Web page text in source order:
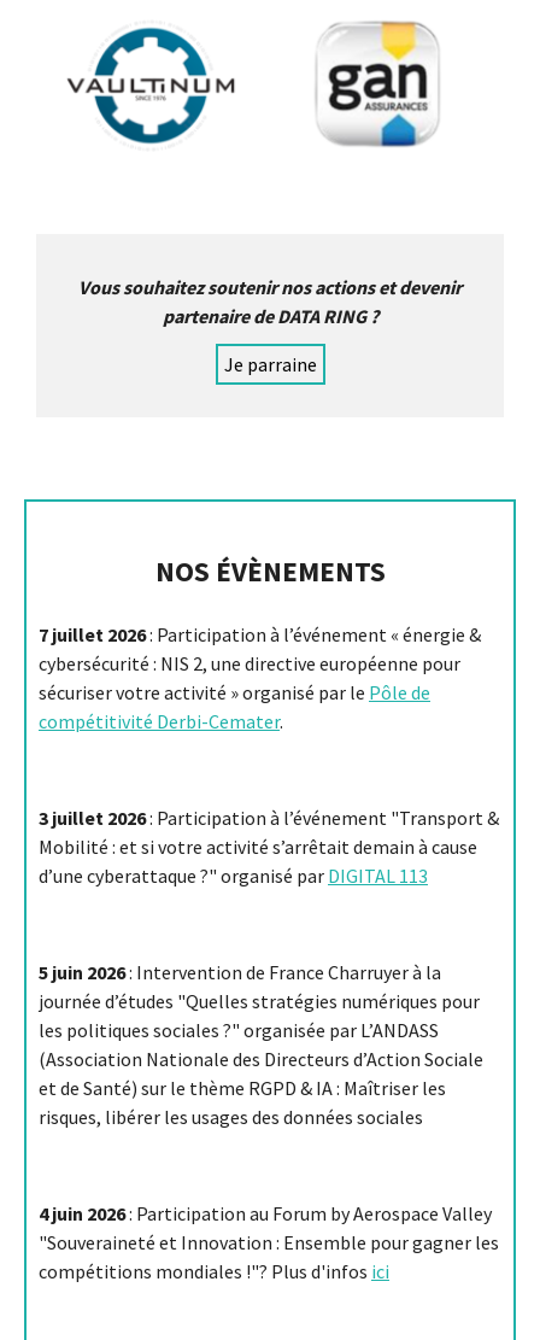
Vous souhaitez soutenir nos actions et devenir
partenaire de DATA RING ?
Je parraine
NOS ÉVÈNEMENTS
7 juillet 2026: Participation à l’événement « énergie &
cybersécurité : NIS 2, une directive européenne pour
sécuriser votre activité » organisé par le Pôle de
compétitivité Derbi-Cemater.
3 juillet 2026: Participation à l’événement "Transport &
Mobilité : et si votre activité s’arrêtait demain à cause
d’une cyberattaque ?" organisé par DIGITAL 113
5 juin 2026: Intervention de France Charruyer à la
journée d’études "Quelles stratégies numériques pour
les politiques sociales ?" organisée par L’ANDASS
(Association Nationale des Directeurs d’Action Sociale
et de Santé) sur le thème RGPD & IA : Maîtriser les
risques, libérer les usages des données sociales
4 juin 2026: Participation au Forum by Aerospace Valley
"Souveraineté et Innovation : Ensemble pour gagner les
compétitions mondiales !"? Plus d'infos ici